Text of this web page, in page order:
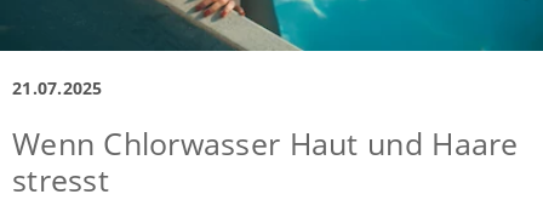
21.07.2025
Wenn Chlorwasser Haut und Haare
stresst